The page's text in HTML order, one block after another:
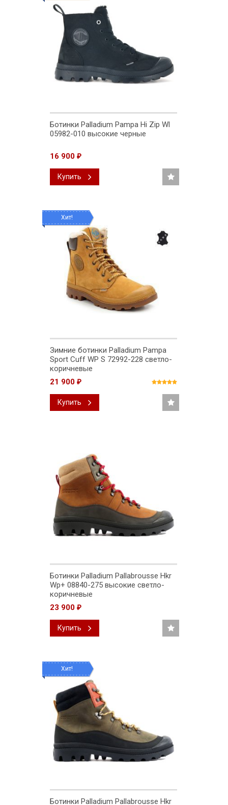
Ботинки Palladium Pampa Hi Zip Wl
05982-010 высокие черные
16 900 ₽
Купить
Хит!
Зимние ботинки Palladium Pampa
Sport Cuff WP S 72992-228 светло-
коричневые
21 900 ₽
Купить
Ботинки Palladium Pallabrousse Hkr
Wp+ 08840-275 высокие светло-
коричневые
23 900 ₽
Купить
Хит!
Ботинки Palladium Pallabrousse Hkr